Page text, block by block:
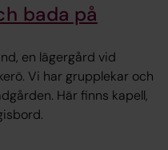
bada på
en lägergård vid
Vi har grupplekar och
Här finns kapell,